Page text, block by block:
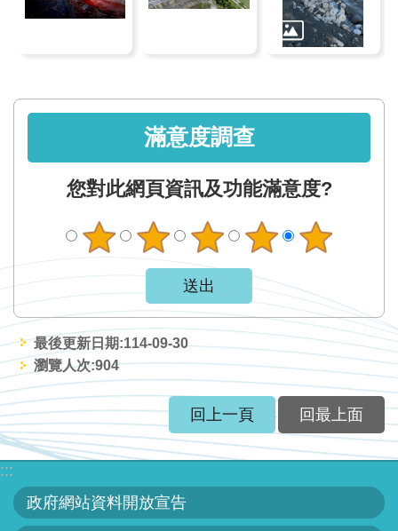
政
府
站
放
宣
隱
私
權
保
護
政
策
滿意度調查
您對此網頁資訊及功能滿意度?
最後更新日期:114-09-30
瀏覽人次:904
回上一頁 回最上面
:::
政府網站資料開放宣告